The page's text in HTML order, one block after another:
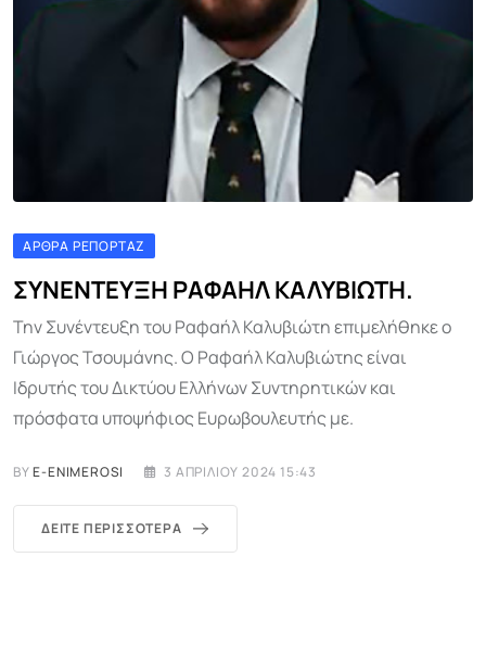
ΆΡΘΡΑ ΡΕΠΟΡΤΆΖ
ΣΥΝΕΝΤΕΥΞΗ ΡΑΦΑΗΛ ΚΑΛΥΒΙΩΤΗ.
Την Συνέντευξη του Ραφαήλ Καλυβιώτη επιμελήθηκε ο
Γιώργος Τσουμάνης. Ο Ραφαήλ Καλυβιώτης είναι
Ιδρυτής του Δικτύου Ελλήνων Συντηρητικών και
πρόσφατα υποψήφιος Ευρωβουλευτής με.
BYE-ENIMEROSI 3 ΑΠΡΙΛΊΟΥ 2024 15:43
ΔΕΊΤΕ ΠΕΡΙΣΣΌΤΕΡΑ